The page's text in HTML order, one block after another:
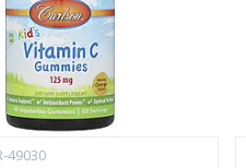
49030